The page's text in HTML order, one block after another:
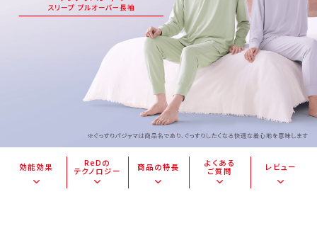
効能効果
ReDの
テクノロジー
商品の特長
よくある
ご質問
レビュー